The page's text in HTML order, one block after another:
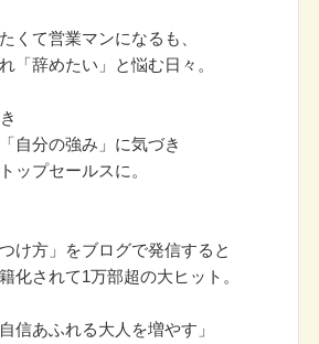
くて営業マンになるも、
「辞めたい」と悩む日々。
自分の強み」に気づき
ップセールスに。
け方」をブログで発信すると
化されて1万部超の大ヒット。
信あふれる大人を増やす」